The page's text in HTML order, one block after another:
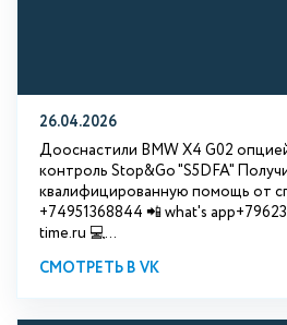
26.04.2026
Дооснастили BMW X4 G02
контроль Stop&Go "S5DFA"
квалифицированную помощь от
+74951368844 📲 what's
time.ru 💻...
СМОТРЕТЬ В VK